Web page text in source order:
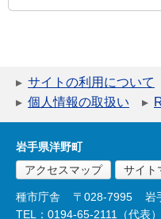
サイトの利用について
個人情報の取扱い
岩手県洋野町
アクセスマップ
サイト
種市庁舎 〒028-7995
岩
TEL：0194-65-2111（代表）